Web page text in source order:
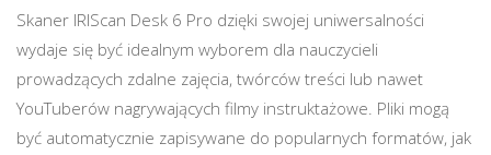
Skaner IRIScan Desk 6 Pro dzięki swojej uniwersalności
wydaje się być idealnym wyborem dla nauczycieli
prowadzących zdalne zajęcia, twórców treści lub nawet
YouTuberów nagrywających filmy instruktażowe. Pliki mogą
być automatycznie zapisywane do popularnych formatów, jak